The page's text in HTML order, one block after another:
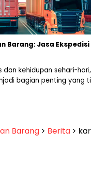
Barang: Jasa
dan kehidupan sehari-
bagian penting yang
Barang > Berita >